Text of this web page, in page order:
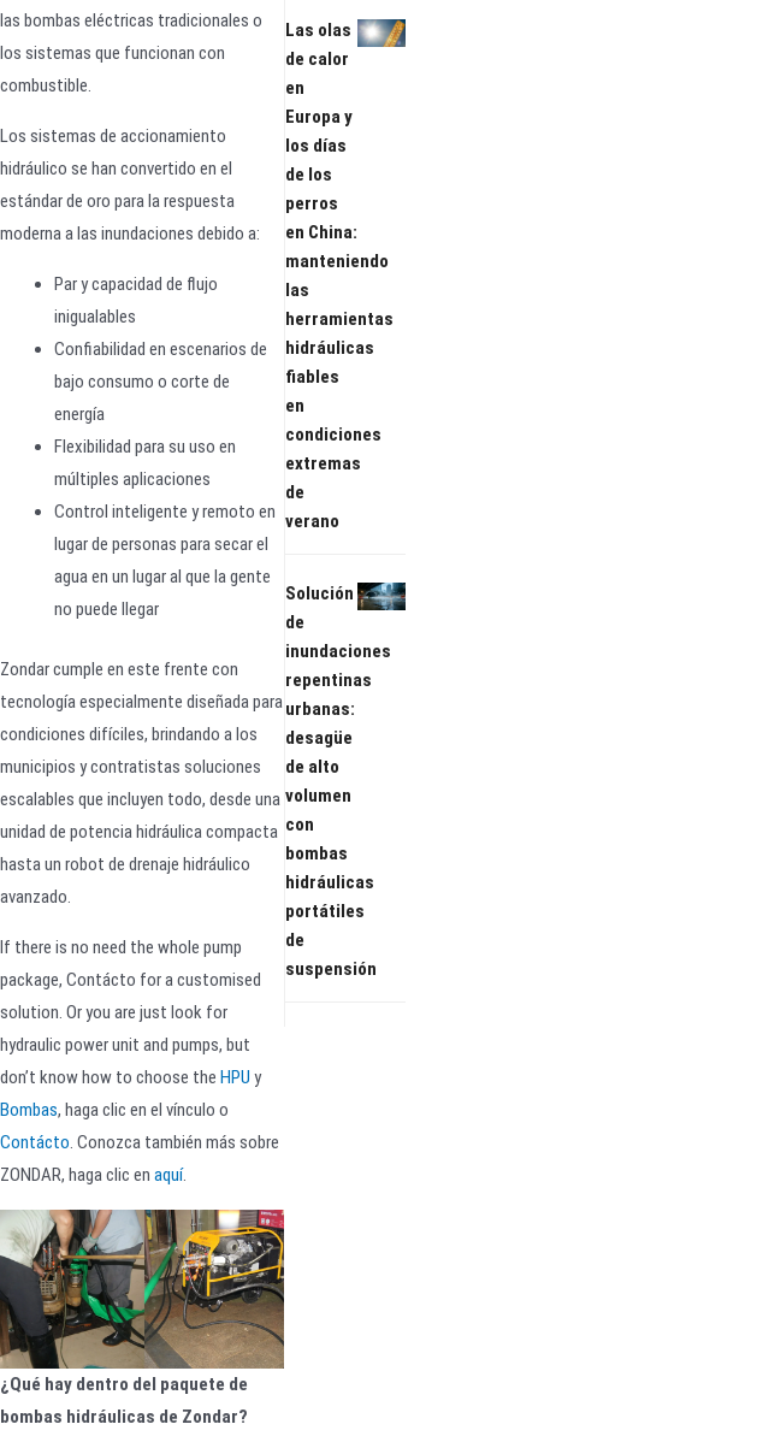
las bombas eléctricas tradicionales o
los sistemas que funcionan con
combustible.
Los sistemas de accionamiento
hidráulico se han convertido en el
estándar de oro para la respuesta
moderna a las inundaciones debido a:
Par y capacidad de flujo
inigualables
Confiabilidad en escenarios de
bajo consumo o corte de
energía
Flexibilidad para su uso en
múltiples aplicaciones
Control inteligente y remoto en
lugar de personas para secar el
agua en un lugar al que la gente
no puede llegar
Zondar cumple en este frente con
tecnología especialmente diseñada para
condiciones difíciles, brindando a los
municipios y contratistas soluciones
escalables que incluyen todo, desde una
unidad de potencia hidráulica compacta
hasta un robot de drenaje hidráulico
avanzado.
If there is no need the whole pump
package, Contácto for a customised
solution. Or you are just look for
hydraulic power unit and pumps, but
don’t know how to choose the HPU y
Bombas, haga clic en el vínculo o
Contácto . Conozca también más sobre
ZONDAR, haga clic en aquí.
¿Qué hay dentro del paquete de
bombas hidráulicas de Zondar?
Las olas
de calor
en
Europa y
los días
de los
perros
en China:
manteniendo
las
herramientas
hidráulicas
fiables
en
condiciones
extremas
de
verano
Solución
de
inundaciones
repentinas
urbanas:
desagüe
de alto
volumen
con
bombas
hidráulicas
portátiles
de
suspensión